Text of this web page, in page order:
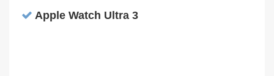
Apple Watch Ultra 3